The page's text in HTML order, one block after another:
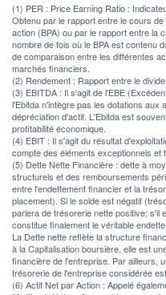
(1) PER : Price Earning Ratio :
Obtenu par le rapport entre le cours
action (BPA) ou par le rapport entre la
nombre de fois où le BPA est contenu
de comparaison entre les différentes
marchés financiers.
(2) Rendement : Rapport entre le
(3) EBITDA : Il s'agit de l'EBE
l'Ebitda n'intègre pas les dotations
dépréciation d'actif. L'Ebitda est
profitabilité économique.
(4) EBIT : Il s'agit du résultat
compte des éléments exceptionnels et
(5) Dette Nette Financière : dette à
structurels et des remboursements
entre l'endettement financier et la
placement). Si le solde est négatif
parlera de trésorerie nette positive; s'il
constitue finalement le véritable
La Dette nette reflète la structure
à la Capitalisation boursière, elle est
financière de l'entreprise. Par ailleurs,
trésorerie de l'entreprise considérée
(6) Actif Net par Action : Appelé